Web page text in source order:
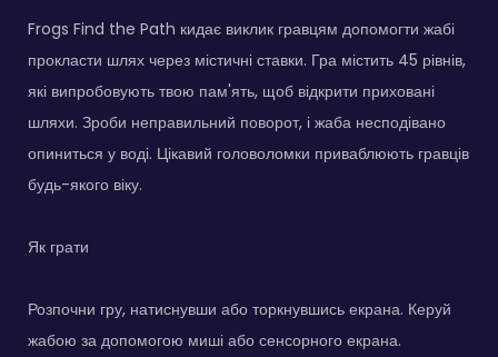
Frogs Find the Path кидає виклик гравцям допомогти жабі
прокласти шлях через містичні ставки. Гра містить 45 рівнів,
які випробовують твою пам'ять, щоб відкрити приховані
шляхи. Зроби неправильний поворот, і жаба несподівано
опиниться у воді. Цікавий головоломки приваблюють гравців
будь-якого віку.
Як грати
Розпочни гру, натиснувши або торкнувшись екрана. Керуй
жабою за допомогою миші або сенсорного екрана.